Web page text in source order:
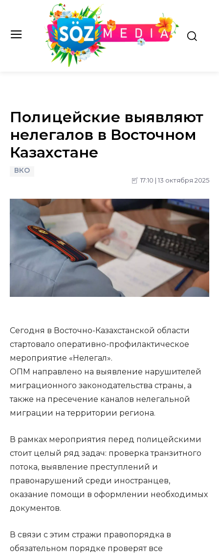
Полицейские выявляют
нелегалов в Восточном
Казахстане
ВКО
17:10 | 13 октября 2025
Сегодня в Восточно-Казахстанской области
стартовало оперативно-профилактическое
мероприятие «Нелегал».
ОПМ направлено на выявление нарушителей
миграционного законодательства страны, а
также на пресечение каналов нелегальной
миграции на территории региона.
В рамках мероприятия перед полицейскими
стоит целый ряд задач: проверка транзитного
потока, выявление преступлений и
правонарушений среди иностранцев,
оказание помощи в оформлении необходимых
документов.
В связи с этим стражи правопорядка в
обязательном порядке проверят все